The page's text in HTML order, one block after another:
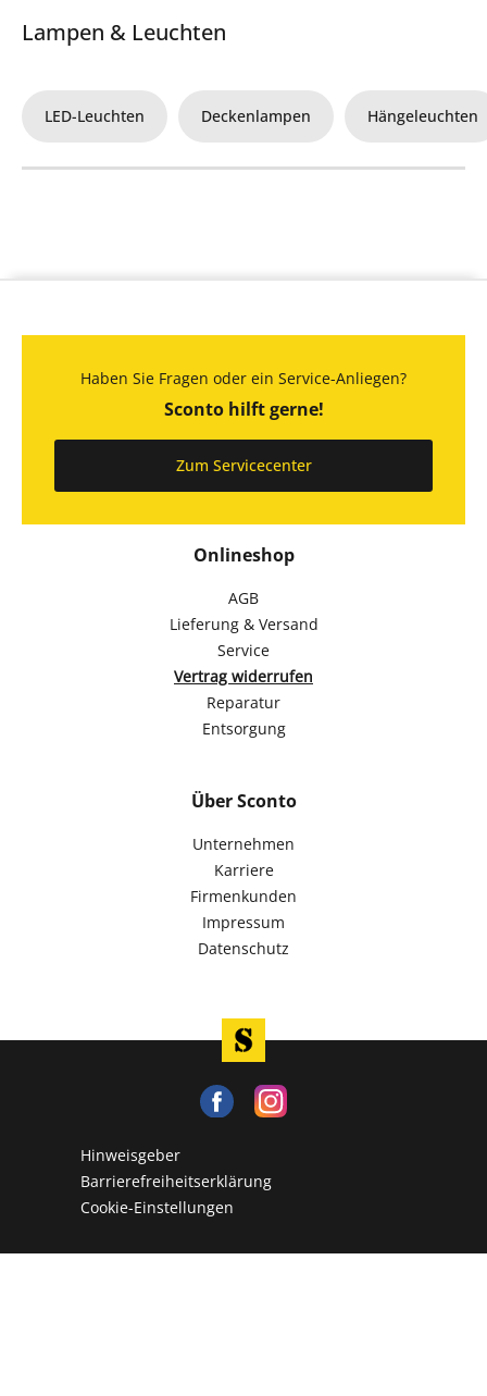
Lampen & Leuchten
LED-Leuchten Deckenlampen Hängeleuchten
Onlineshop
AGB
Lieferung & Versand
Service
Vertrag widerrufen
Reparatur
Entsorgung
Über Sconto
Unternehmen
Karriere
Firmenkunden
Impressum
Datenschutz
Haben Sie Fragen oder ein Service-Anliegen?
Sconto hilft gerne!
Zum Servicecenter
Hinweisgeber
Barrierefreiheitserklärung
Cookie-Einstellungen